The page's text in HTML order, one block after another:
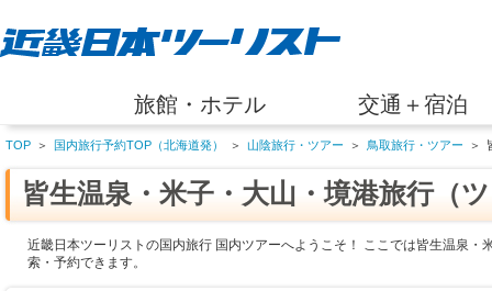
旅館・ホテル 交通＋宿泊
TOP ＞ 国内旅行予約TOP（北海道発） ＞ 山陰旅行・ツアー ＞ 鳥取旅行・ツアー ＞
皆生温泉・米子・大山・境港旅行（
近畿日本ツーリストの国内旅行 国内ツアーへようこそ！ ここでは皆生温泉・
索・予約できます。